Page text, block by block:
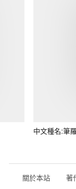
中文種名:筆
關於本站 著